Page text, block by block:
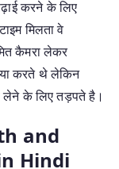
करने के लिए
मिलता वे
कैमरा लेकर
करते थे लेकिन
के लिए तड़पते है।
and
Hindi